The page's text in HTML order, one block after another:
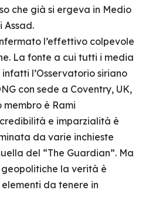
che già si ergeva in Medio
Assad.
l’effettivo colpevole
La fonte a cui tutti i media
l’Osservatorio siriano
con sede a Coventry, UK,
è Rami
e imparzialità è
da varie inchieste
del “The Guardian”. Ma
la verità è
da tenere in